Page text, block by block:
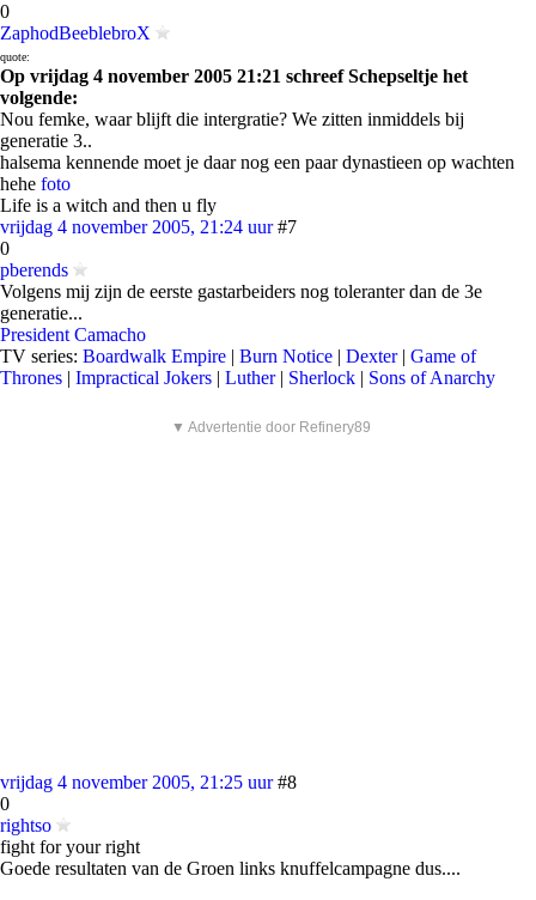
0
ZaphodBeeblebroX
quote:
Op vrijdag 4 november 2005 21:21 schreef Schepseltje het
volgende:
Nou femke, waar blijft die intergratie? We zitten inmiddels bij
generatie 3..
halsema kennende moet je daar nog een paar dynastieen op wachten
hehe foto
Life is a witch and then u fly
vrijdag 4 november 2005, 21:24 uur #7
0
pberends
Volgens mij zijn de eerste gastarbeiders nog toleranter dan de 3e
generatie...
President Camacho
TV series: Boardwalk Empire | Burn Notice | Dexter| Game of
Thrones | Impractical Jokers | Luther| Sherlock | Sons of Anarchy
▼ Advertentie door Refinery89
vrijdag 4 november 2005, 21:25 uur #8
0
rightso
fight for your right
Goede resultaten van de Groen links knuffelcampagne dus....